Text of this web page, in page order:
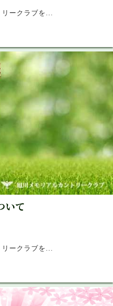
ークラブを...
いて
ークラブを...